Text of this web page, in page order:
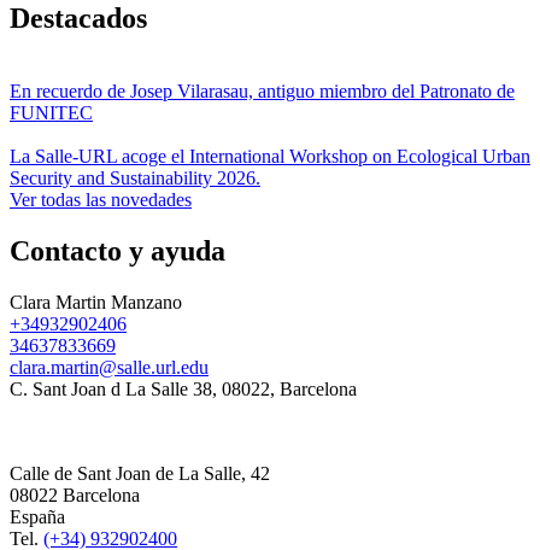
Destacados
En recuerdo de Josep Vilarasau, antiguo miembro del Patronato de
FUNITEC
La Salle-URL acoge el International Workshop on Ecological Urban
Security and Sustainability 2026.
Ver todas las novedades
Contacto y ayuda
Clara Martin Manzano
+34932902406
34637833669
clara.martin@salle.url.edu
C. Sant Joan d La Salle 38, 08022, Barcelona
Calle de Sant Joan de La Salle, 42
08022 Barcelona
España
Tel. (+34) 932902400